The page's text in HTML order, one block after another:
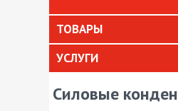
ТОВАРЫ
УСЛУГИ
Силовые